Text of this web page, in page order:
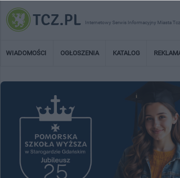
Internetowy Serwis Informacyjny Miasta
WIADOMOŚCI OGŁOSZENIA KATALOG